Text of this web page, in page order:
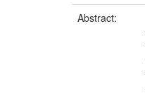
Abstract: